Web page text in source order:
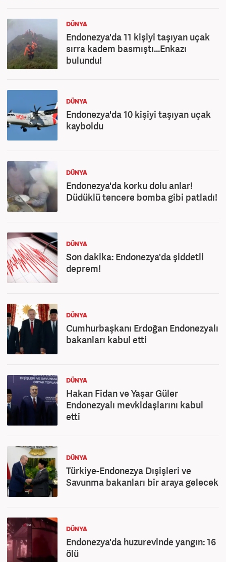
DÜNYA
Endonezya'da 11 kişiyi taşıyan uçak
sırra kadem basmıştı...Enkazı
bulundu!
DÜNYA
Endonezya'da 10 kişiyi taşıyan uçak
kayboldu
DÜNYA
Endonezya'da korku dolu anlar!
Düdüklü tencere bomba gibi patladı!
DÜNYA
Son dakika: Endonezya'da şiddetli
deprem!
DÜNYA
Cumhurbaşkanı Erdoğan Endonezyalı
bakanları kabul etti
DÜNYA
Hakan Fidan ve Yaşar Güler
Endonezyalı mevkidaşlarını kabul
etti
DÜNYA
Türkiye-Endonezya Dışişleri ve
Savunma bakanları bir araya gelecek
DÜNYA
Endonezya'da huzurevinde yangın: 16
ölü